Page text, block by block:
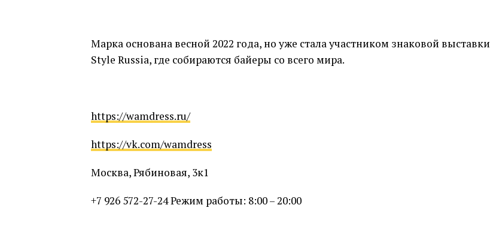
Марка основана весной 2022 года, но уже стала участником знаковой выставки
Style Russia, где собираются байеры со всего мира.
https://wamdress.ru/
https://vk.com/wamdress
Москва,Рябиновая, 3к1
+7 926 572-27-24Режим работы: 8:00–20:00